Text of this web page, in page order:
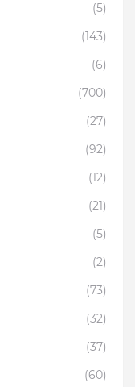
(5)
(143)
(6)
(700)
(27)
(92)
(12)
(21)
(5)
(2)
(73)
(32)
(37)
(60)